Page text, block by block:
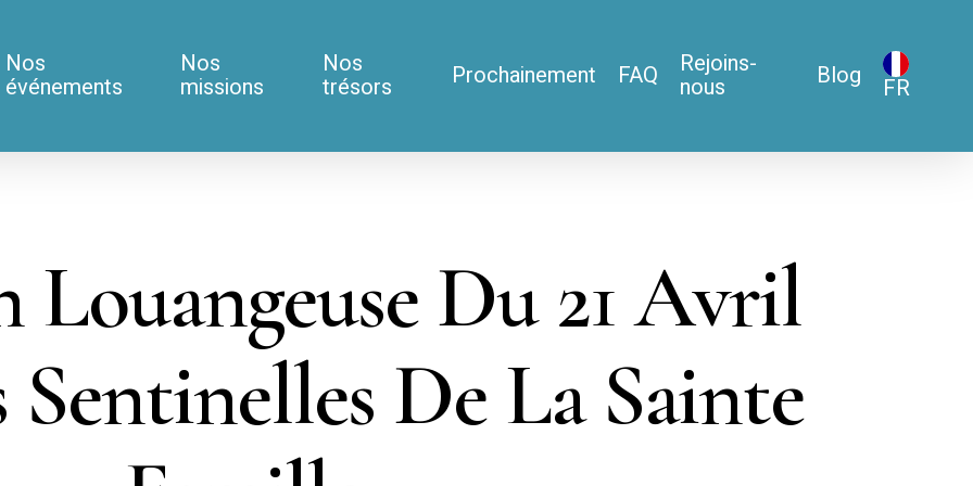
Nos
événements
Nos
missions
Nos
trésors Prochainement FAQ Rejoins-
nous Blog FR
Du 21 Avril
Sentinelles De La Sainte